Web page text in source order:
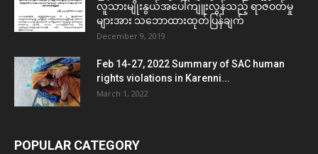
လူသားမျိုးနွယ်အပေါ်ကျူးလွန်သည့် ရာဇဝတ်မှု
များအား သဘောထားထုတ်ပြန်ချက်
December 9, 2019
Feb 14-27, 2022 Summary of SAC human
rights violations in Karenni...
March 1, 2022
POPULAR CATEGORY